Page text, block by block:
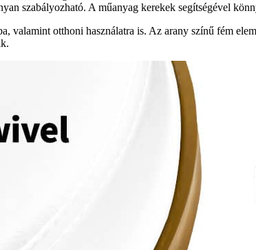
szabályozható. A műanyag kerekek segítségével
valamint otthoni használatra is. Az arany színű fém